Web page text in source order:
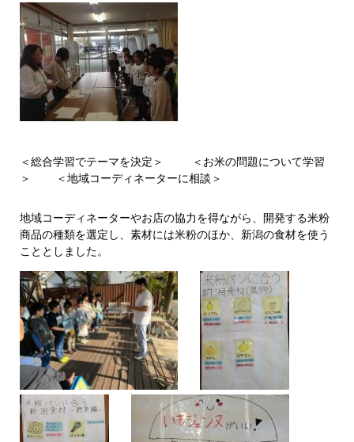
＜総合学習でテーマを決定＞ ＜お米の問題について学習
＞ ＜地域コーディネーターに相談＞
地域コーディネーターやお店の協力を得ながら、開発する米粉
商品の種類を選定し、素材には米粉のほか、新潟の食材を使う
こととしました。